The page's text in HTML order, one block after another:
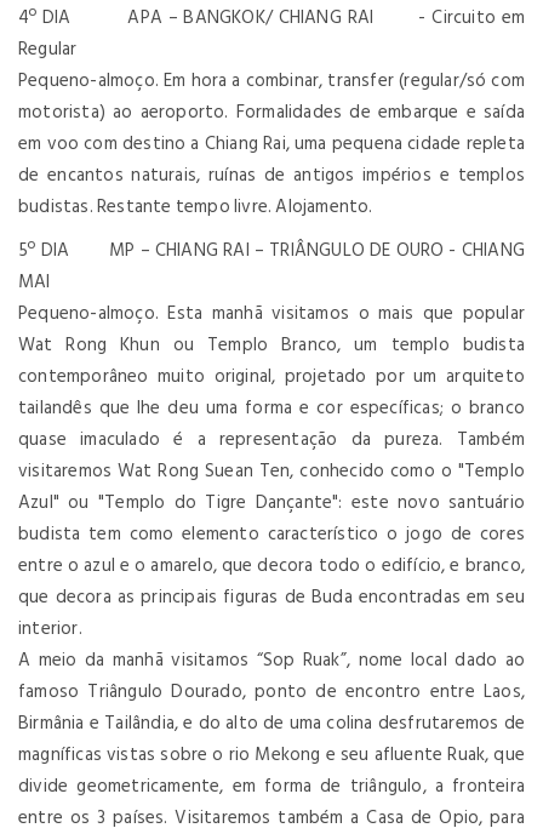
4º DIA APA – BANGKOK/ CHIANG RAI - Circuito em
Regular
Pequeno-almoço. Em hora a combinar, transfer (regular/só com
motorista) ao aeroporto. Formalidades de embarque e saída
em voo com destino a Chiang Rai, uma pequena cidade repleta
de encantos naturais, ruínas de antigos impérios e templos
budistas. Restante tempo livre. Alojamento.
5º DIA MP – CHIANG RAI – TRIÂNGULO DE OURO - CHIANG
MAI
Pequeno-almoço. Esta manhã visitamos o mais que popular
Wat Rong Khun ou Templo Branco, um templo budista
contemporâneo muito original, projetado por um arquiteto
tailandês que lhe deu uma forma e cor específicas; o branco
quase imaculado é a representação da pureza. Também
visitaremos Wat Rong Suean Ten, conhecido como o "Templo
Azul" ou "Templo do Tigre Dançante": este novo santuário
budista tem como elemento característico o jogo de cores
entre o azul e o amarelo, que decora todo o edifício, e branco,
que decora as principais figuras de Buda encontradas em seu
interior.
A meio da manhã visitamos “Sop Ruak”, nome local dado ao
famoso Triângulo Dourado, ponto de encontro entre Laos,
Birmânia e Tailândia, e do alto de uma colina desfrutaremos de
magníficas vistas sobre o rio Mekong e seu afluente Ruak, que
divide geometricamente, em forma de triângulo, a fronteira
entre os 3 países. Visitaremos também a Casa de Opio, para